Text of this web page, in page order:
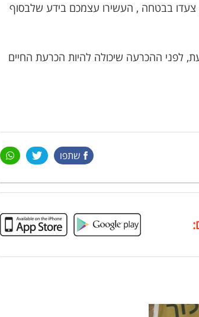
שלכם, לאט, צעדו בבטחה , העשירו עצמכם בידע שלבסוף
לפני ההכרעה שיכולה להיות הכרעת החיים
שתפו